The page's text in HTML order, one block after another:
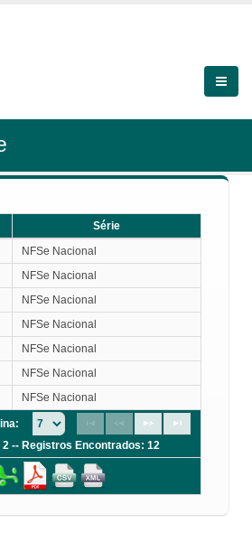
Série
Série
NFSe Nacional
NFSe Nacional
NFSe Nacional
NFSe Nacional
NFSe Nacional
NFSe Nacional
NFSe Nacional
2 -- Registros Encontrados: 12